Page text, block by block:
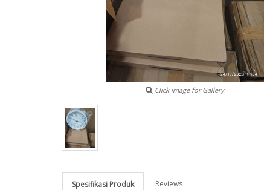
Click image for Gallery
Spesifikasi Produk Reviews